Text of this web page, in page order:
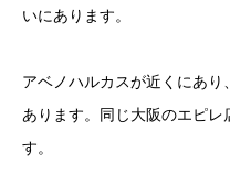
いにあります。
アベノハルカスが近くにあ
あります。同じ大阪のエピレ
す。